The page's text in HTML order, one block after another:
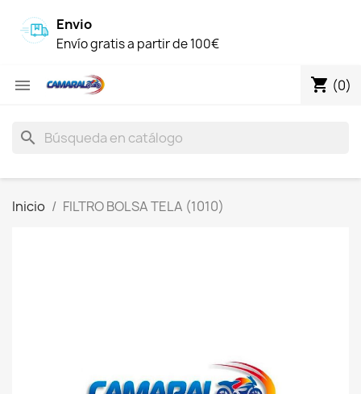
Envio
Envío gratis a partir de 100€
 shopping_cart (0)
search
Inicio FILTRO BOLSA TELA (1010)